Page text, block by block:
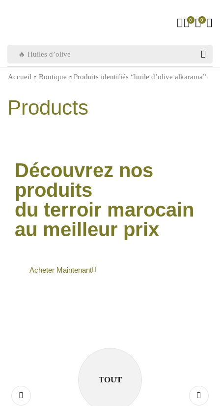
🔥 Huiles d’olive
0 0
Accueil Boutique Produits identifiés “huile d’olive alkarama”
Products
Découvrez nos
produits
du terroir marocain
au meilleur prix
Acheter Maintenant
TOUT